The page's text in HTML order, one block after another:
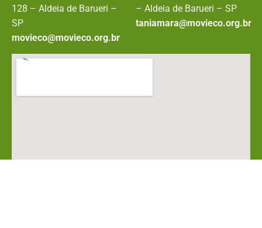
128 – Aldeia de Barueri –
SP
movieco@movieco.org.br
– Aldeia de Barueri – SP
taniamara@movieco.org.br